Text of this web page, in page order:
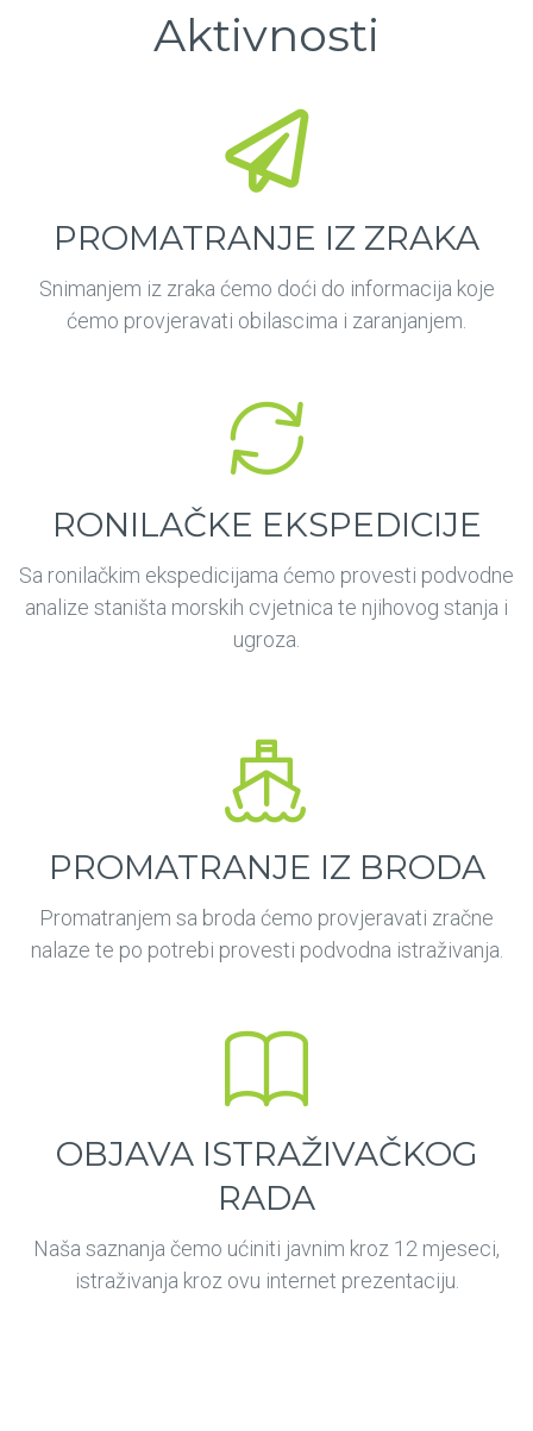
Aktivnosti
PROMATRANJE IZ ZRAKA
Snimanjem iz zraka ćemo doći do informacija koje
ćemo provjeravati obilascima i zaranjanjem.
RONILAČKE EKSPEDICIJE
Sa ronilačkim ekspedicijama ćemo provesti podvodne
analize staništa morskih cvjetnica te njihovog stanja i
ugroza.
PROMATRANJE IZ BRODA
Promatranjem sa broda ćemo provjeravati zračne
nalaze te po potrebi provesti podvodna istraživanja.
OBJAVA ISTRAŽIVAČKOG
RADA
Naša saznanja čemo ućiniti javnim kroz 12 mjeseci,
istraživanja kroz ovu internet prezentaciju.